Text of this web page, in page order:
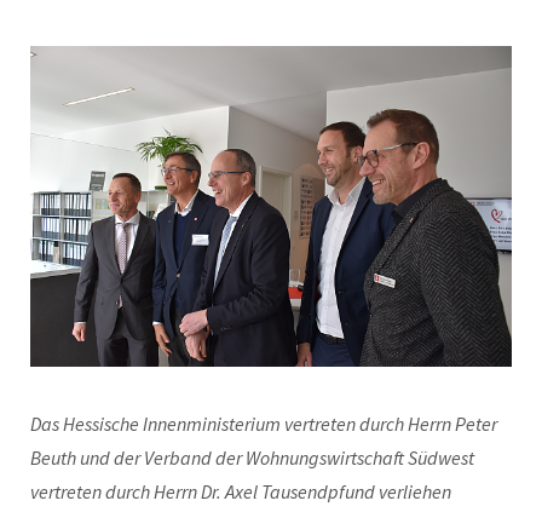
Das Hessische Innenministerium vertreten durch Herrn Peter
Beuth und der Verband der Wohnungswirtschaft Südwest
vertreten durch Herrn Dr. Axel Tausendpfund verliehen